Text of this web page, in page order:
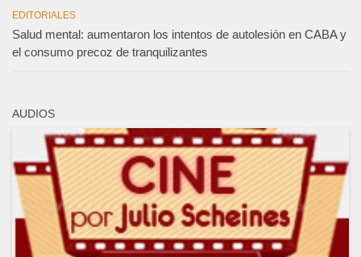
EDITORIALES
Salud mental: aumentaron los intentos de autolesión en CABA y
el consumo precoz de tranquilizantes
AUDIOS